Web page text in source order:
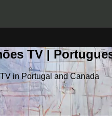
TV |
in Portugal and Canada